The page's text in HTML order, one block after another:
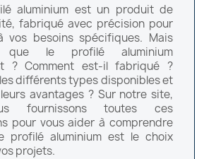
aluminium est un produit de
fabriqué avec précision pour
vos besoins spécifiques. Mais
que le profilé aluminium
? Comment est-il fabriqué ?
différents types disponibles et
avantages ? Sur notre site,
fournissons toutes ces
pour vous aider à comprendre
profilé aluminium est le choix
projets.